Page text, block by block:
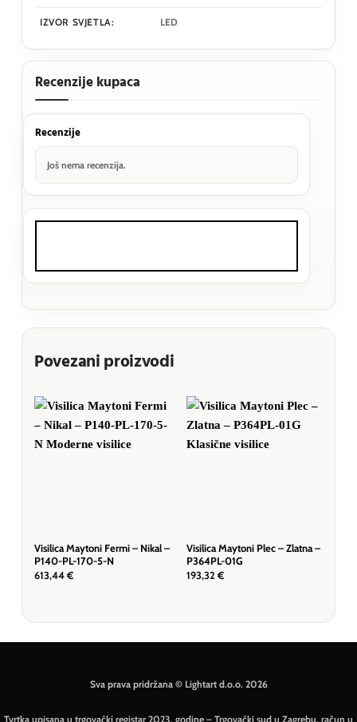
IZVOR SVJETLA: LED
Recenzije kupaca
Recenzije
Još nema recenzija.
Povezani proizvodi
Visilica Maytoni Fermi – Nikal –
P140-PL-170-5-N
613,44 €
Visilica Maytoni Plec – Zlatna –
P364PL-01G
193,32 €
Sva prava pridržana © Lightart d.o.o. 2026
Tvrtka upisana u trgovački registar 2023. godine – Trgovački sud u Zagrebu, račun u